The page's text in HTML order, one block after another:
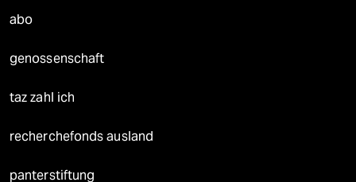
abo
genossenschaft
taz zahl ich
recherchefonds ausland
panterstiftung